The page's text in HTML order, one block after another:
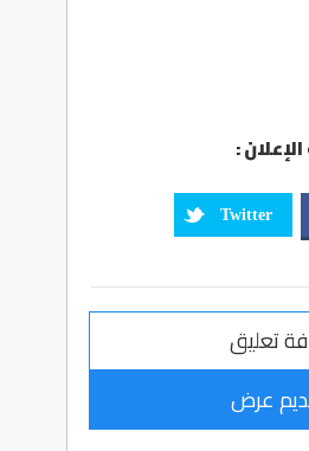
:
Twitter
تعليق
عرض